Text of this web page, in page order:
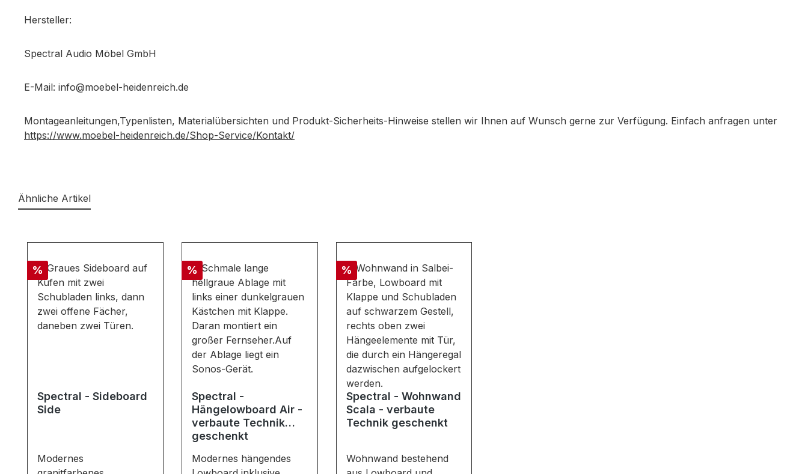
Hersteller:
Spectral Audio Möbel GmbH
E-Mail: info@moebel-heidenreich.de
Montageanleitungen,Typenlisten, Materialübersichten und Produkt-Sicherheits-Hinweise stellen wir Ihnen auf Wunsch gerne zur Verfügung. Einfach anfragen unter
https://www.moebel-heidenreich.de/Shop-Service/Kontakt/
Ähnliche Artikel
Rabatt
%
Spectral - Sideboard
Side
Modernes
Rabatt
%
Spectral -
Hängelowboard Air -
verbaute Technik
geschenkt
Modernes hängendes
Rabatt
%
Spectral - Wohnwand
Scala - verbaute
Technik geschenkt
Wohnwand bestehend